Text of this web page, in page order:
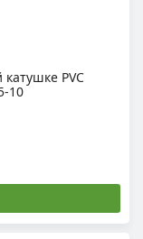
PVC
10